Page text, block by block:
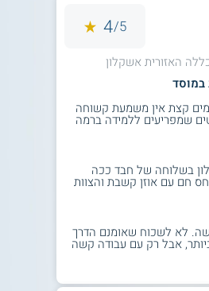
הפיזיולוגיה
וכן ירכשו ידע בנושאים
קרדיולוגיה, טיפול נמרץ
כי לימודי תחום הרפואה
נערכים בשיתוף המרכז
באשקלון, ומועברים על ידי
חזותית -
כגון תמונה, צבע, כתב
הלימודים שואפת להוציא
מהסטודנטים, ולאפשר
משני צדדי המטרס:
5/
4
האזורית אשקלון
קצת אין משמעת קשוחה
שמפריעים ללמידה ברמה
בשלוחה של חבד ככה
חם עם אוזן קשבת והצוות
לא לשכוח שאומנם הדרך
אבל רק עם עבודה קשה